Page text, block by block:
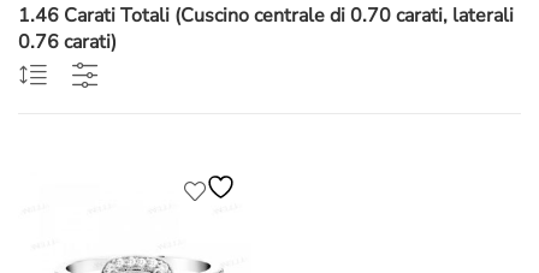
1.46 Carati Totali (Cuscino centrale di 0.70 carati, laterali
0.76 carati)